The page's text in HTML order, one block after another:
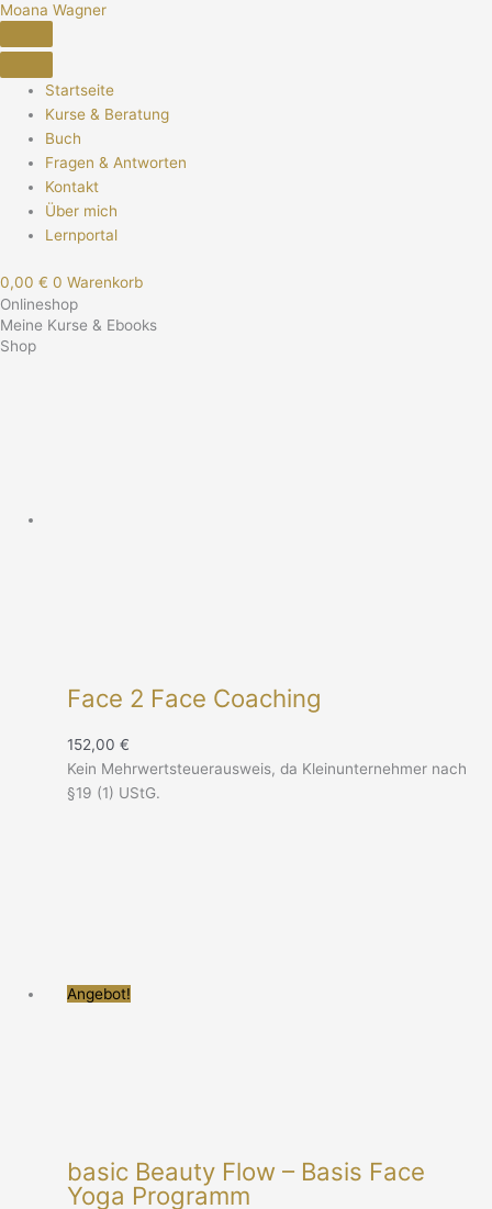
Zum
springen
Moana Wagner
Startseite
Kurse & Beratung
Buch
Fragen & Antworten
Kontakt
Über mich
Lernportal
0,00 € 0 Warenkorb
Onlineshop
Meine Kurse & Ebooks
Shop
Face 2 Face Coaching
152,00€
Kein Mehrwertsteuerausweis, da Kleinunternehmer nach
§19 (1) UStG.
Angebot!
basic Beauty Flow – Basis​ Face
Yoga Programm